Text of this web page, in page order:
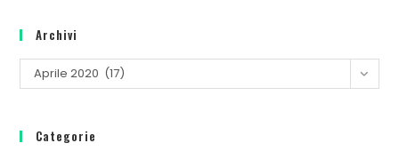
the
Archivi
Archivi
Aprile 2020 (17)
Categorie